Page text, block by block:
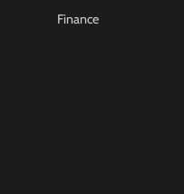
Finance